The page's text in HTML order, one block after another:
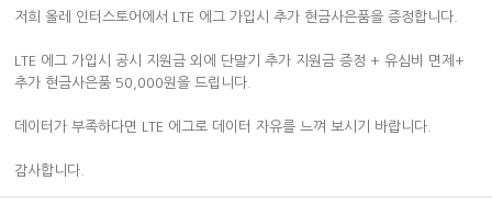
저희 올레 인터스토어에서 LTE 에그 가입시 추가 현금사은품을 증정합니다.
LTE 에그 가입시 공시 지원금 외에 단말기 추가 지원금 증정 + 유심비 면제+
추가 현금사은품 50,000원을 드립니다.
데이터가 부족하다면 LTE 에그로 데이터 자유를 느껴 보시기 바랍니다.
감사합니다.